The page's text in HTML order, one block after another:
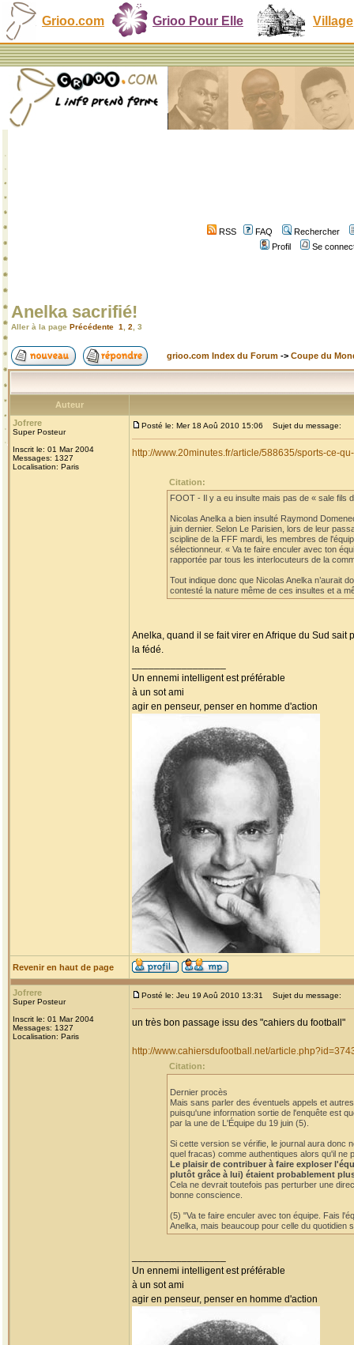
Grioo.com Grioo Pour Elle Village
RSS FAQ
Rechercher
Profil
Se
Anelka sacrifié!
Aller à la page Précédente 1 2 3
grioo.com Index du Forum -> Coupe du
Auteur
Jofrere
Super Posteur
Inscrit le: 01 Mar 2004
Messages: 1327
Localisation: Paris
Posté le: Mer 18 Aoû 2010 15:06 Sujet du message:
http://www.20minutes.fr/article/588635/sports-ce-
Citation:
FOOT - Il y a eu insulte mais pas de « sale fils
Nicolas Anelka a bien insulté Raymond
juin dernier. Selon Le Parisien, lors de leur
scipline de la FFF mardi, les membres de
sélectionneur. « Va te faire enculer avec ton
rapportée par tous les interlocuteurs de la
Tout indique donc que Nicolas Anelka n’aurait
contesté la nature même de ces insultes et a
Anelka, quand il se fait virer en Afrique du Sud
la fédé.
Un ennemi intelligent est préférable
à un sot ami
agir en penseur, penser en homme d'action
Revenir en haut de page
Jofrere
Super Posteur
Inscrit le: 01 Mar 2004
Messages: 1327
Localisation: Paris
Posté le: Jeu 19 Aoû 2010 13:31 Sujet du message:
un très bon passage issu des "cahiers du football"
http://www.cahiersdufootball.net/
Citation:
Dernier procès
Mais sans parler des éventuels appels et
puisqu'une information sortie de l'enquête est
par la une de L'Équipe du 19 juin (5).
Si cette version se vérifie, le journal aura donc
quel fracas) comme authentiques alors qu'il ne
Le plaisir de contribuer à faire exploser
plutôt grâce à lui) étaient probablement
Cela ne devrait toutefois pas perturber une
bonne conscience.
(5) "Va te faire enculer avec ton équipe. Fais
Anelka, mais beaucoup pour celle du quotidien
Un ennemi intelligent est préférable
à un sot ami
agir en penseur, penser en homme d'action